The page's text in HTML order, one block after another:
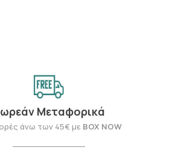
Μεταφορικά
άνω των 45€ με BOX NOW